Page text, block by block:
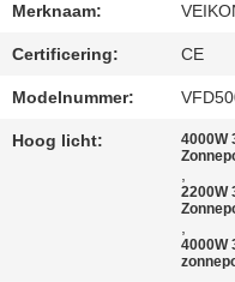
SITEMAP
Merknaam:
Certificering: CE
Modelnummer:
Hoog licht:
4000W
,
2200W
,
4000W